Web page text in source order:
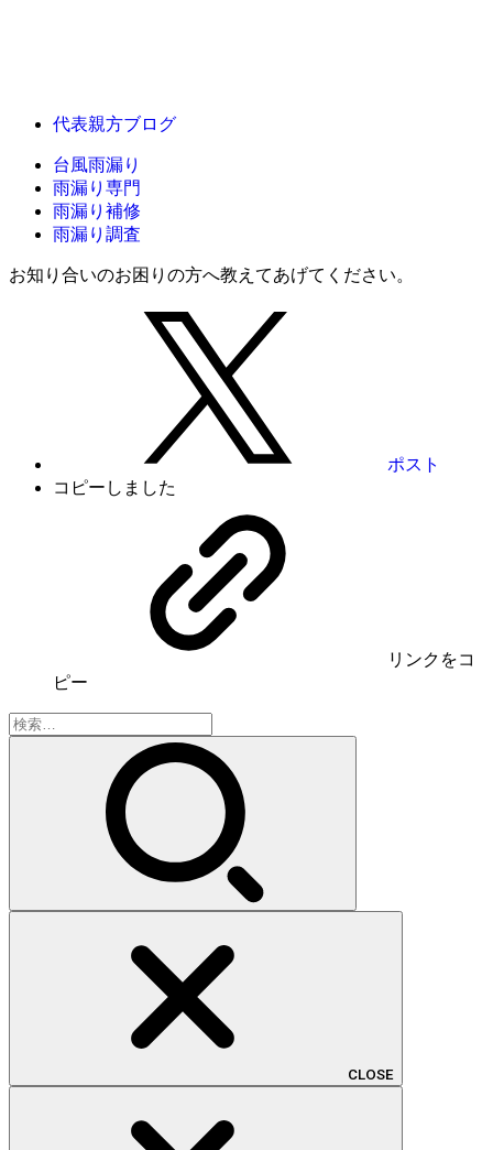
代表親方ブログ
台風雨漏り
雨漏り専門
雨漏り補修
雨漏り調査
お知り合いのお困りの方へ教えてあげてください。
ポスト
コピーしました
リンク をコ
ピー
検
索:
CLOSE